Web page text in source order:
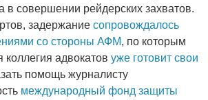
в совершении рейдерских захватов.
задержание сопровождалось
со стороны АФМ, по которым
коллегия адвокатов уже готовит свои
помощь журналисту
международный фонд защиты